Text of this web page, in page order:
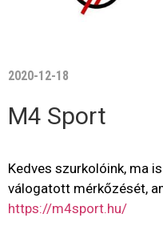
2020-12-18
M4 Sport
Kedves szurkolóink, ma
válogatott mérkőzését,
https://m4sport.hu/